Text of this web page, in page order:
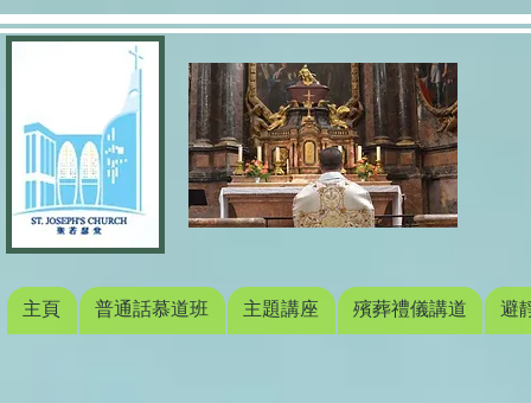
主頁 普通話慕道班 主題講座 殯葬禮儀講道 避